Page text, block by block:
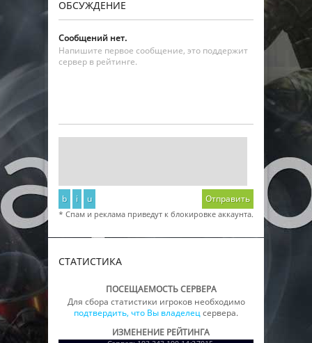
ОБСУЖДЕНИЕ
Сообщений нет.
Напишите первое сообщение, это поддержит
сервер в рейтинге.
b i u Отправить
* Спам и реклама приведут к блокировке аккаунта.
СТАТИСТИКА
ПОСЕЩАЕМОСТЬ СЕРВЕРА
Для сбора статистики игроков необходимо
подтвердить, что Вы владелецсервера.
ИЗМЕНЕНИЕ РЕЙТИНГА